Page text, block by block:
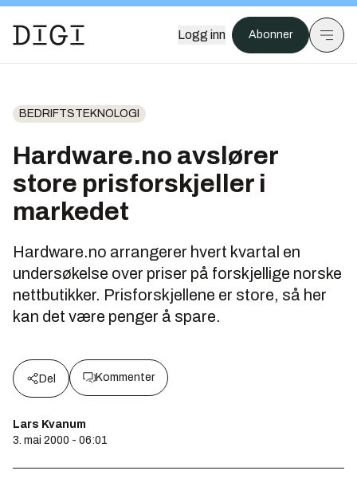
Logg inn Abonner
BEDRIFTSTEKNOLOGI
Hardware.no avslører
store prisforskjeller i
markedet
Hardware.no arrangerer hvert kvartal en
undersøkelse over priser på forskjellige norske
nettbutikker. Prisforskjellene er store, så her
kan det være penger å spare.
Del Kommenter
Lars Kvanum
3. mai 2000 - 06:01